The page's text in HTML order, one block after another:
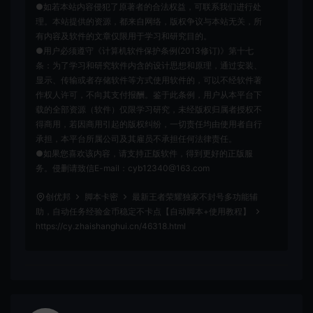
●如若本站内容侵犯了原著者的合法权益，可联系我们进行处
理。本站提供的资源，都来自网络，版权争议与本站无关，所
有内容及软件的文章仅限用于学习和研究目的。
●用户必须遵守《计算机软件保护条例(2013修订)》第十七
条：为了学习和研究软件内含的设计思想和原理，通过安装、
显示、传输或者存储软件等方式使用软件的，可以不经软件著
作权人许可，不向其支付报酬。鉴于此条例，用户从本平台下
载的全部资源（软件）仅限学习研究，未经版权归属者授权不
得商用，若因商用引起的版权纠纷，一切责任均由使用者自行
承担，本平台所属公司及其雇员不承担任何法律责任。
●如果您喜欢该内容，请支持正版软件，得到更好的正版服
务。侵删请致信E-mail：cyb12340@163.com
创优邦 脚本卡密
最新王者荣耀独家不封号多功能辅
助，自动任务经验金币稳定不卡点【自动脚本+使用教程】
https://cy.zhaishanghui.cn/46318.html